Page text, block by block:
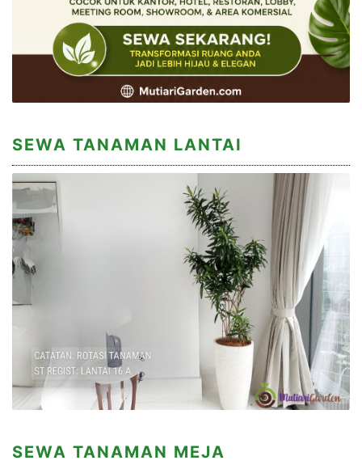
SEWA TANAMAN LANTAI
SEWA TANAMAN MEJA